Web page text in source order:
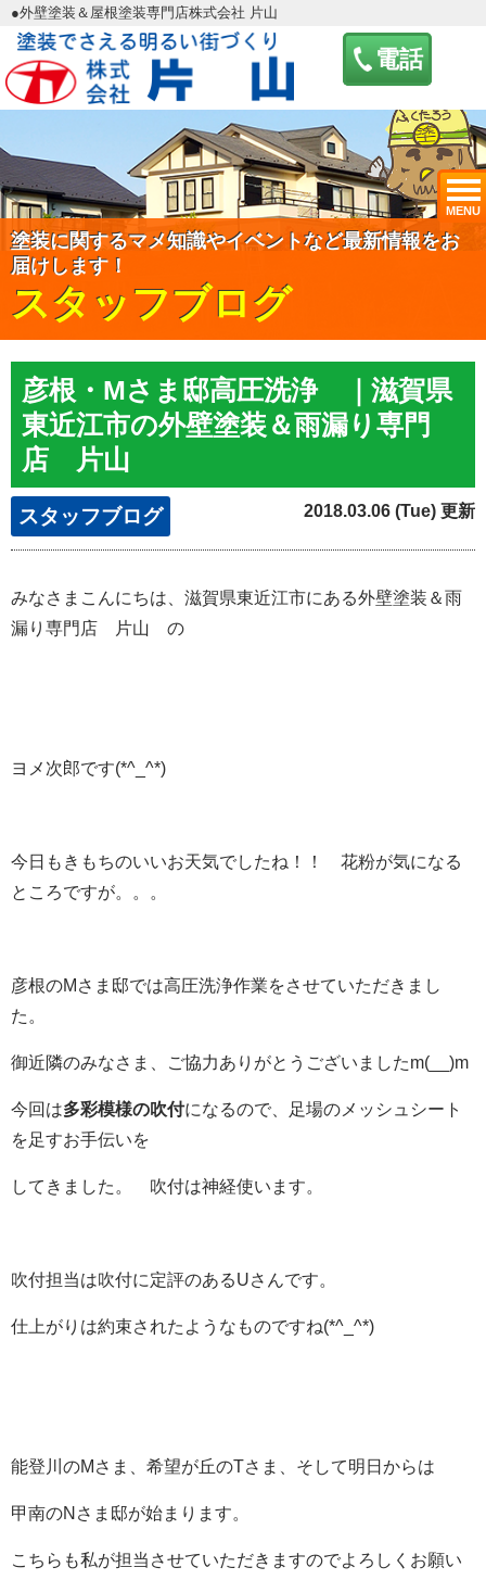
電話
MENU
●外壁塗装＆屋根塗装専門店株式会社 片山
塗装に関するマメ知識やイベントなど最新情報をお
届けします！
スタッフブログ
彦根・Mさま邸高圧洗浄 ｜滋賀県
東近江市の外壁塗装＆雨漏り専門
店 片山
スタッフブログ 2018.03.06 (Tue) 更新
みなさまこんにちは、滋賀県東近江市にある外壁塗装＆雨
漏り専門店 片山 の
ヨメ次郎です(*^_^*)
今日もきもちのいいお天気でしたね！！ 花粉が気になる
ところですが。。。
彦根のMさま邸では高圧洗浄作業をさせていただきまし
た。
御近隣のみなさま、ご協力ありがとうございましたm(__)m
今回は多彩模様の吹付になるので、足場のメッシュシート
を足すお手伝いを
してきました。 吹付は神経使います。
吹付担当は吹付に定評のあるUさんです。
仕上がりは約束されたようなものですね(*^_^*)
能登川のMさま、希望が丘のTさま、そして明日からは
甲南のNさま邸が始まります。
こちらも私が担当させていただきますのでよろしくお願い